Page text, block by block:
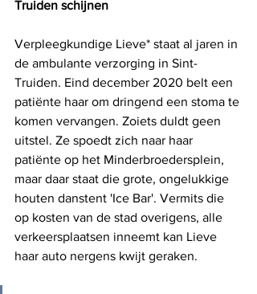
Truiden schijnen
Verpleegkundige Lieve* staat al jaren in
de ambulante verzorging in Sint-
Truiden. Eind december 2020 belt een
patiënte haar om dringend een stoma te
komen vervangen. Zoiets duldt geen
uitstel. Ze spoedt zich naar haar
patiënte op het Minderbroedersplein,
maar daar staat die grote, ongelukkige
houten danstent 'Ice Bar'. Vermits die
op kosten van de stad overigens, alle
verkeersplaatsen inneemt kan Lieve
haar auto nergens kwijt geraken.